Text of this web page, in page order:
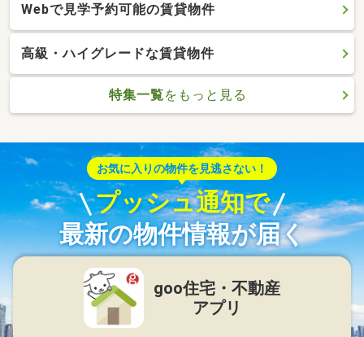
Webで見学予約可能の賃貸物件
高級・ハイグレードな賃貸物件
特集一覧をもっと見る
お気に入りの物件を見逃さない！
プッシュ通知で
最新の物件情報が届く
goo住宅・不動産
アプリ